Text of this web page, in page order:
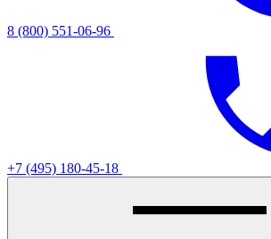
8 (800) 551-06-96
+7 (495) 180-45-18